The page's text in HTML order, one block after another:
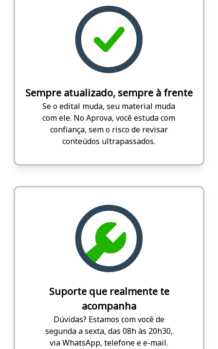
Sempre atualizado, sempre à frente
Se o edital muda, seu material muda
com ele. No Aprova, você estuda com
confiança, sem o risco de revisar
conteúdos ultrapassados.
Suporte que realmente te
acompanha
Dúvidas? Estamos com você de
segunda a sexta, das 08h às 20h30,
via WhatsApp, telefone e e-mail.